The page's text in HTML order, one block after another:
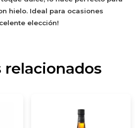
hielo. Ideal para ocasiones
elección!
relacionados